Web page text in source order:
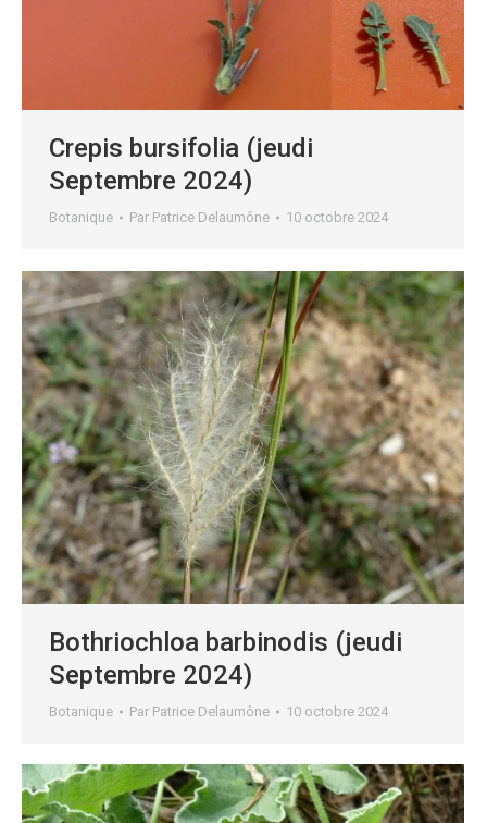
Crepis bursifolia (jeudi
Septembre 2024)
Botanique Par Patrice Delaumône 10 octobre 2024
Bothriochloa barbinodis (jeudi
Septembre 2024)
Botanique Par Patrice Delaumône 10 octobre 2024